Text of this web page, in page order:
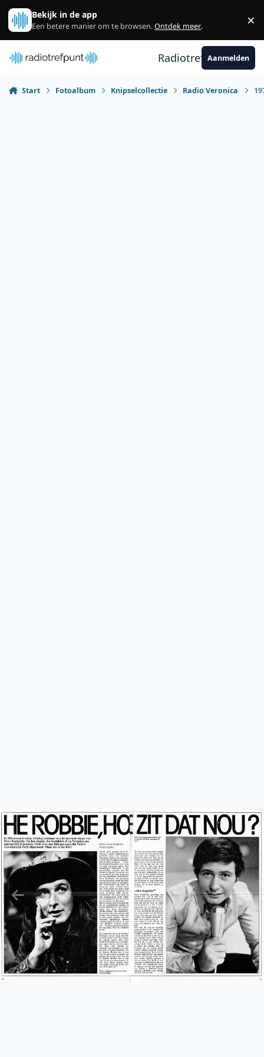
Spring naar bijdragen
Bekijk in de app
Een betere manier om te browsen.Ontdek meer. ×
RadiotrefpuntAanmelden
Start Fotoalbum Knipselcollectie Radio Veronica